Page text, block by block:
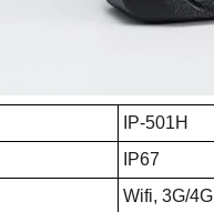
IP-501H
IP67
Wifi, 3G/4G